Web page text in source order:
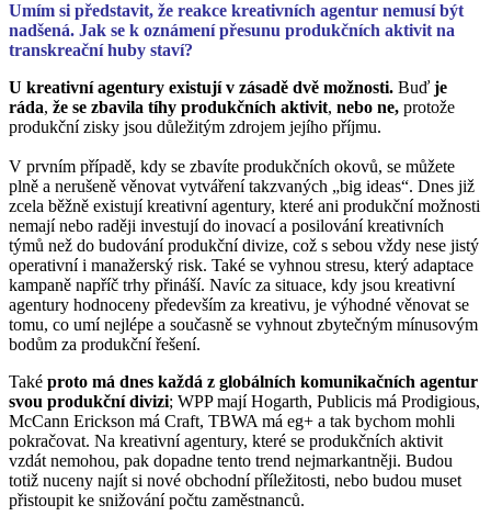
Umím si představit, že reakce kreativních agentur nemusí být
nadšená. Jak se k oznámení přesunu produkčních aktivit na
transkreační huby staví?
U kreativní agentury existují v zásadě dvě možnosti. Buď je
ráda, že se zbavila tíhy produkčních aktivit, nebo ne, protože
produkční zisky jsou důležitým zdrojem jejího příjmu.
V prvním případě, kdy se zbavíte produkčních okovů, se můžete
plně a nerušeně věnovat vytváření takzvaných „big ideas“. Dnes již
zcela běžně existují kreativní agentury, které ani produkční možnosti
nemají nebo raději investují do inovací a posilování kreativních
týmů než do budování produkční divize, což s sebou vždy nese jistý
operativní i manažerský risk. Také se vyhnou stresu, který adaptace
kampaně napříč trhy přináší. Navíc za situace, kdy jsou kreativní
agentury hodnoceny především za kreativu, je výhodné věnovat se
tomu, co umí nejlépe a současně se vyhnout zbytečným mínusovým
bodům za produkční řešení.
Také proto má dnes každá z globálních komunikačních agentur
svou produkční divizi; WPP mají Hogarth, Publicis má Prodigious,
McCann Erickson má Craft, TBWA má eg+ a tak bychom mohli
pokračovat. Na kreativní agentury, které se produkčních aktivit
vzdát nemohou, pak dopadne tento trend nejmarkantněji. Budou
totiž nuceny najít si nové obchodní příležitosti, nebo budou muset
přistoupit ke snižování počtu zaměstnanců.